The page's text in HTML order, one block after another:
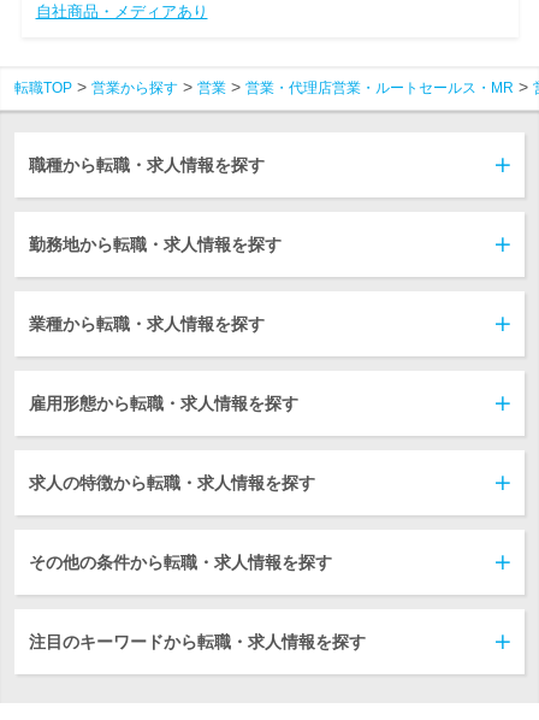
自社商品・メディアあり
転職TOP 営業から探す 営業 営業・代理店営業・ルートセールス・MR
職種から転職・求人情報を探す
勤務地から転職・求人情報を探す
業種から転職・求人情報を探す
雇用形態から転職・求人情報を探す
求人の特徴から転職・求人情報を探す
その他の条件から転職・求人情報を探す
注目のキーワードから転職・求人情報を探す